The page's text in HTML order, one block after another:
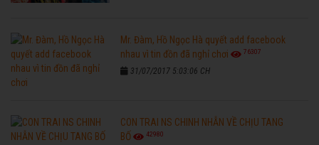
Mr. Đàm, Hồ Ngọc Hà quyết add facebook
nhau vì tin đồn đã nghỉ chơi
76307
31/07/2017 5:03:06 CH
CON TRAI NS CHINH NHẪN VỀ CHỊU TANG
BỐ
42980